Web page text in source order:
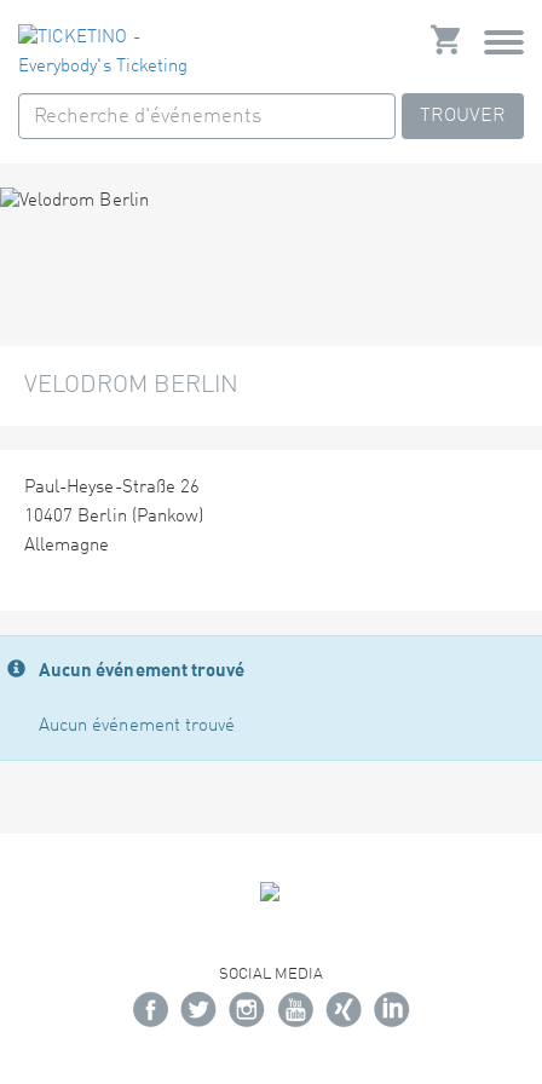
TROUVER
VELODROM BERLIN
Paul-Heyse-Straße 26
10407 Berlin (Pankow)
Allemagne
Aucun événement trouvé
Aucun événement trouvé
SOCIAL MEDIA